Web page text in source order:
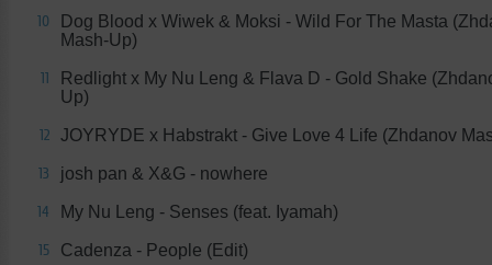
10
Dog Blood x Wiwek & Moksi - Wild For The Masta
Mash-Up)
11
Redlight x My Nu Leng & Flava D - Gold Shake
Up)
12 JOYRYDE x Habstrakt - Give Love 4 Life (Zhdanov
13 josh pan & X&G - nowhere
14 My Nu Leng - Senses (feat. Iyamah)
15 Cadenza - People (Edit)